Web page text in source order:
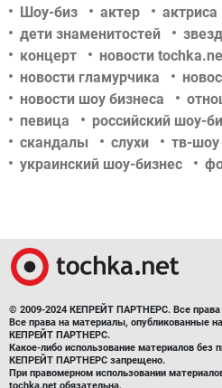
Шоу-биз
актер актриса
дети знаменитостей
концерт
новости
новости гламурчика
новости шоу бизнеса
певица
российский шоу-
скандалы
слухи тв-шоу
украинский шоу-бизнес
© 2009-2024 КЕПРЕЙТ ПАРТНЕРС. Все
Все права на материалы, опубликованные
КЕПРЕЙТ ПАРТНЕРС.
Какое-либо использование материалов без
КЕПРЕЙТ ПАРТНЕРС запрещено.
При правомерном использовании